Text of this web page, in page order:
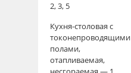
2, 3, 5
Кухня-столовая с
токонепроводящими
полами,
отапливаемая,